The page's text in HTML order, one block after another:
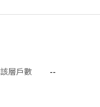
該層戶數
--